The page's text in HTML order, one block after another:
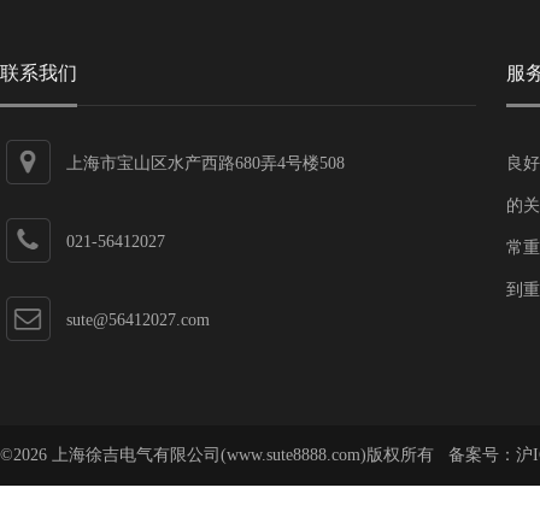
联系我们
上海市宝山区水产西路680弄4号楼508
021-56412027
sute@56412027.com
服
良
的
常
到
©2026 上海徐吉电气有限公司(www.sute8888.com)版权所有 备案号： 沪